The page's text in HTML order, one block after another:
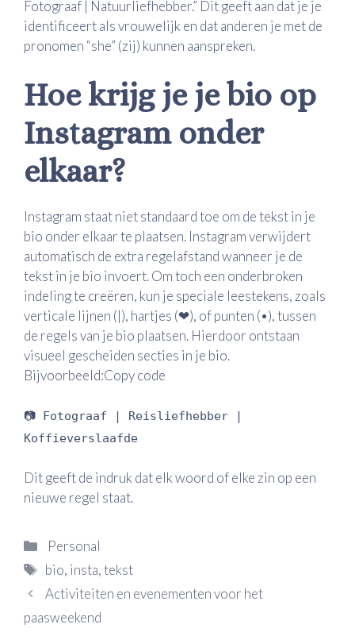
Fotograaf | Natuurliefhebber.” Dit geeft aan dat je je
identificeert als vrouwelijk en dat anderen je met de
pronomen “she” (zij) kunnen aanspreken.
Hoe krijg je je bio op
Instagram onder
elkaar?
Instagram staat niet standaard toe om de tekst in je
bio onder elkaar te plaatsen. Instagram verwijdert
automatisch de extra regelafstand wanneer je de
tekst in je bio invoert. Om toch een onderbroken
indeling te creëren, kun je speciale leestekens, zoals
verticale lijnen (|), hartjes (❤), of punten (•), tussen
de regels van je bio plaatsen. Hierdoor ontstaan
visueel gescheiden secties in je bio.
Bijvoorbeeld:Copy code
📷 Fotograaf | Reisliefhebber |
Koffieverslaafde
Dit geeft de indruk dat elk woord of elke zin op een
nieuwe regel staat.
Categorieën
Personal
Tags
bio, insta,tekst
Activiteiten en evenementen voor het
paasweekend